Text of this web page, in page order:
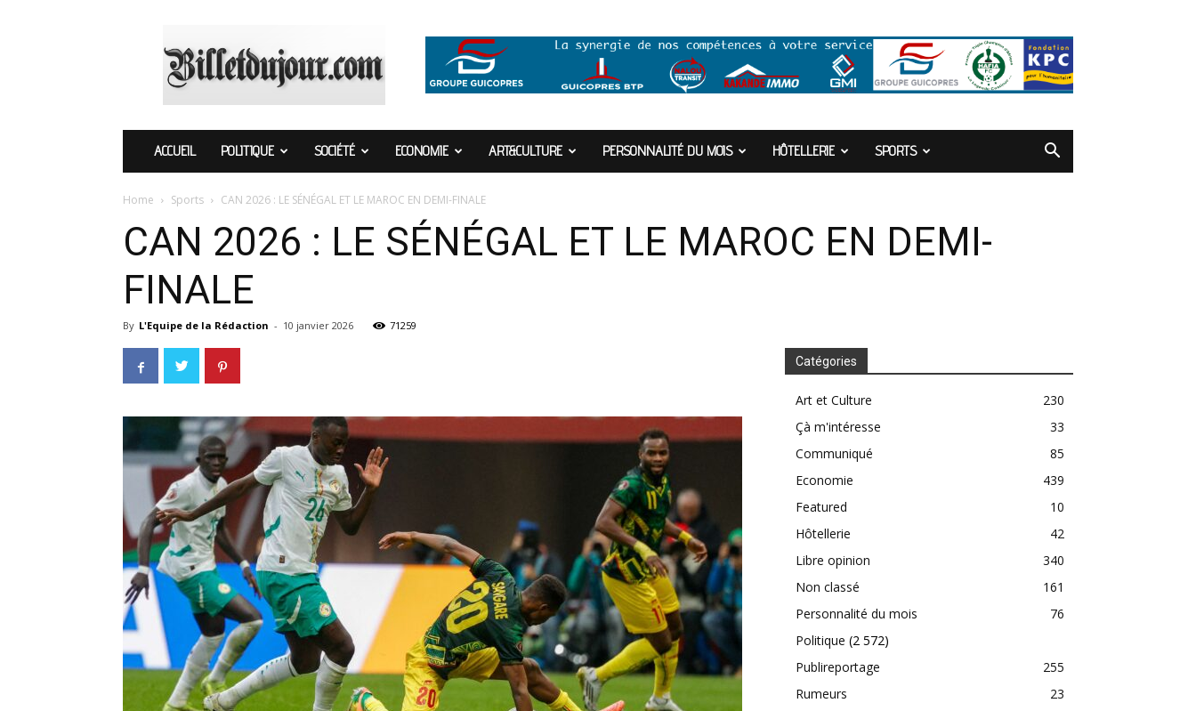
ACCUEIL POLITIQUE SOCIÉTÉ ECONOMIE ART&CULTURE PERSONNALITÉ DU MOIS HÔTELLERIE SPORTS
Home Sports CAN 2026 : LE SÉNÉGAL ET LE MAROC EN DEMI-FINALE
CAN 2026 : LE SÉNÉGAL ET LE MAROC EN DEMI-
FINALE
By L'Equipe de la Rédaction - 10 janvier 2026 71259
Catégories
Art et Culture
230
Çà m'intéresse
33
Communiqué
85
Economie
439
Featured
10
Hôtellerie
42
Libre opinion
340
Non classé
161
Personnalité du mois
76
Politique (2 572)
Publireportage
255
Rumeurs
23